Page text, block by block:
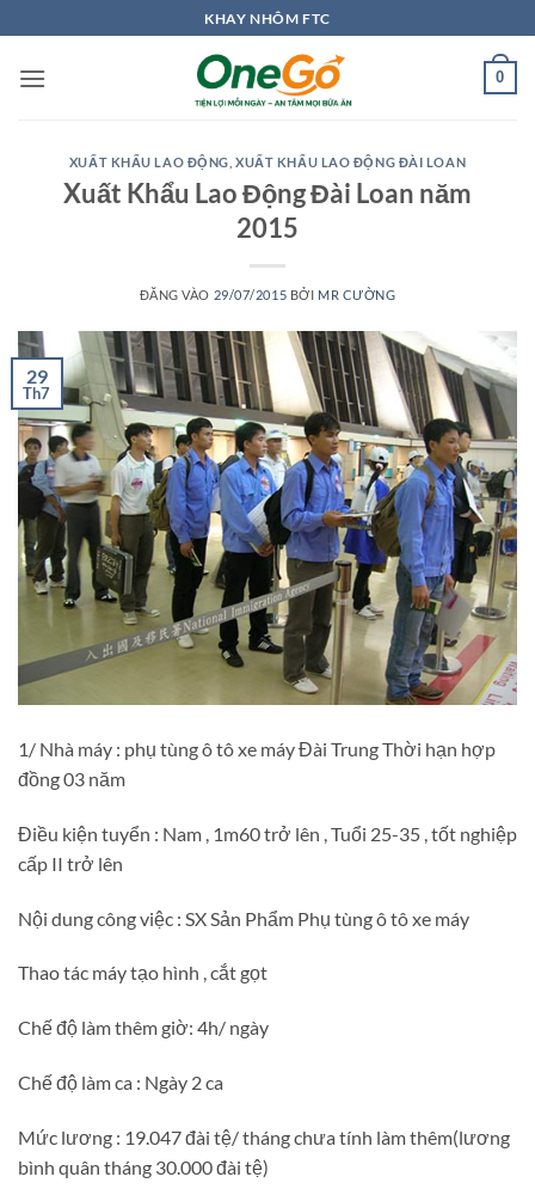
qua
nội
KHAY NHÔM FTC
0
XUẤT KHẨU LAO ĐỘNG ,XUẤT KHẨU LAO ĐỘNG ĐÀI LOAN
Xuất Khẩu Lao Động Đài Loan năm
2015
ĐĂNG VÀO 29/07/2015 BỞI MR CƯỜNG
29
Th7
1/ Nhà máy : phụ tùng ô tô xe máy Đài Trung Thời hạn hợp
đồng 03 năm
Điều kiện tuyển : Nam , 1m60 trở lên , Tuổi 25-35 , tốt nghiệp
cấp II trở lên
Nội dung công việc : SX Sản Phẩm Phụ tùng ô tô xe máy
Thao tác máy tạo hình , cắt gọt
Chế độ làm thêm giờ: 4h/ ngày
Chế độ làm ca : Ngày 2 ca
Mức lương : 19.047 đài tệ/ tháng chưa tính làm thêm(lương
bình quân tháng 30.000 đài tệ)